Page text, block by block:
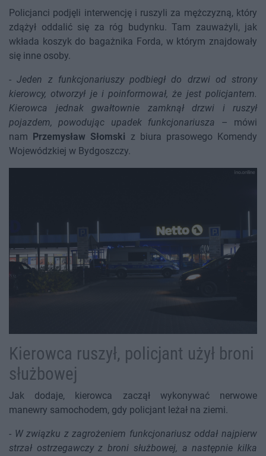
Policjanci podjęli interwencję i ruszyli za mężczyzną, który
zdążył oddalić się za róg budynku. Tam zauważyli, jak
wkłada koszyk do bagażnika Forda, w którym znajdowały
się inne osoby.
-Jeden z funkcjonariuszy podbiegł do drzwi od strony
kierowcy, otworzył je i poinformował, że jest policjantem.
Kierowca jednak gwałtownie zamknął drzwi i ruszył
pojazdem, powodując upadek funkcjonariusza – mówi
nam
Przemysław Słomski z biura prasowego Komendy
Wojewódzkiej w Bydgoszczy.
Kierowca ruszył, policjant użył broni
służbowej
Jak dodaje, kierowca zaczął wykonywać nerwowe
manewry samochodem, gdy policjant leżał na ziemi.
- W związku z zagrożeniem funkcjonariusz oddał najpierw
strzał ostrzegawczy z broni służbowej, a następnie kilka